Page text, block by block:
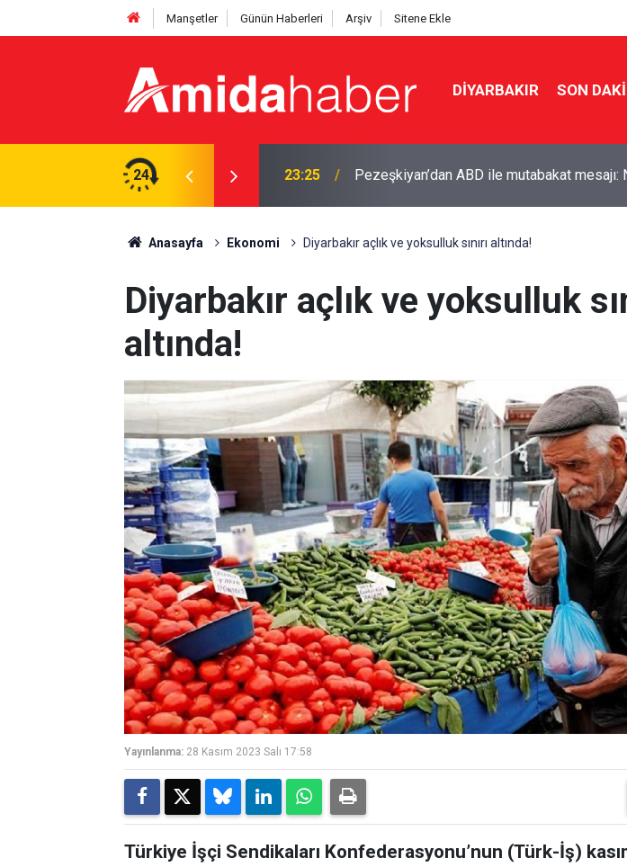
Manşetler Günün Haberleri Arşiv Sitene Ekle
DIYARBAKIR SON
24
mesajı: Neden sürekli savaşalım? 22:10 Musa Anter davasının yeniden açılması için
Anasayfa Ekonomi Diyarbakır açlık ve yoksulluk sınırı altında!
Diyarbakır açlık ve yoksulluk
altında!
Yayınlanma: 28 Kasım 2023 Salı 17:58
Türkiye İşçi Sendikaları Konfederasyonu’nun (Türk-İş)